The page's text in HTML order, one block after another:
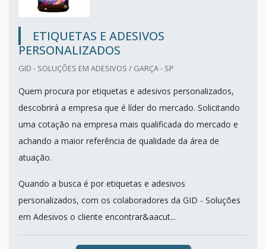
ETIQUETAS E ADESIVOS
PERSONALIZADOS
GID - SOLUÇÕES EM ADESIVOS / GARÇA - SP
Quem procura por etiquetas e adesivos personalizados,
descobrirá a empresa que é líder do mercado. Solicitando
uma cotação na empresa mais qualificada do mercado e
achando a maior referência de qualidade da área de
atuação.
Quando a busca é por etiquetas e adesivos
personalizados, com os colaboradores da GID - Soluções
em Adesivos o cliente encontrar&aacut...